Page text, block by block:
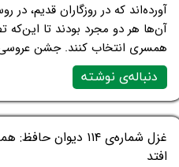
آورده‌اند که در روزگاران قدیم، در
آن‌ها هر دو مجرد بودند تا این‌که
همسری انتخاب کنند. جشن
دنباله‌ی نوشته
غزل شماره‌ی ۱۱۴
افتد